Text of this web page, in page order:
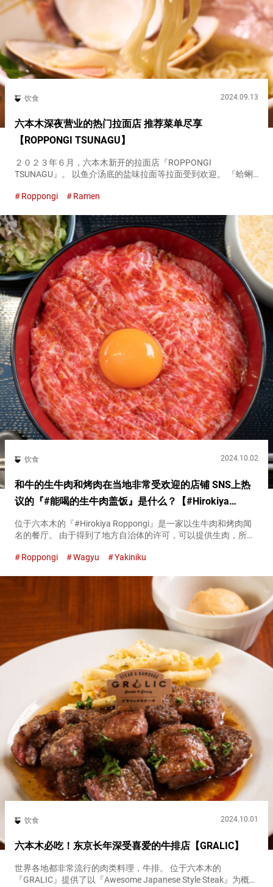
饮食 2024.09.13
六本木深夜营业的热门拉面店 推荐菜单尽享
【ROPPONGI TSUNAGU】
２０２３年６月，六本木新开的拉面店『ROPPONGI
TSUNAGU』。 以鱼介汤底的盐味拉面等拉面受到欢迎。 『蛤蜊
(double shellfish) ）...
Roppongi Ramen
饮食 2024.10.02
和牛的生牛肉和烤肉在当地非常受欢迎的店铺 SNS上热
议的『#能喝的生牛肉盖饭』是什么？【#Hirokiya
Roppongi】
位于六本木的『#Hirokiya Roppongi』是一家以生牛肉和烤肉闻
名的餐厅。 由于得到了地方自治体的许可，可以提供生肉，所以
（#Melt-in-Your-Mouth Raw Bee...
Roppongi Wagyu Yakiniku
饮食 2024.10.01
六本木必吃！东京长年深受喜爱的牛排店【GRALIC】
世界各地都非常流行的肉类料理，牛排。 位于六本木的
『GRALIC』提供了以『Awesome Japanese Style Steak』为概念